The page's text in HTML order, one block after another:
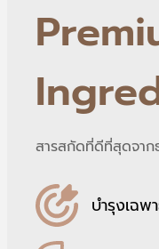
สารสกัดที่ดีที่สุดจาก
บำรุงเฉ